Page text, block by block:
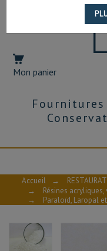
Mon panier
Accueil →
→
Résines
→
Paraloïd, Laropal